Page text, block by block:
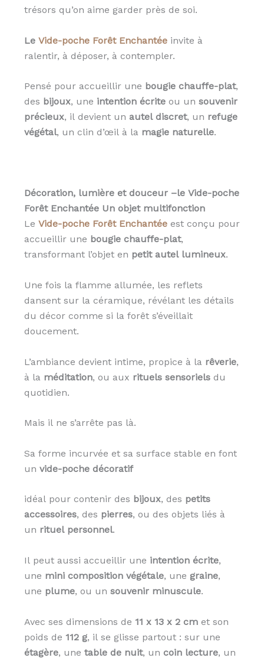
trésors qu’on aime garder près de soi.
Le Vide-poche Forêt Enchantéeinvite à
ralentir, à déposer, à contempler.
Pensé pour accueillir une bougie chauffe-plat,
des bijoux, une intention écriteou un souvenir
précieux, il devient un autel discret, un refuge
végétal, un clin d’œil à la magie naturelle.
Décoration, lumière et douceur –le Vide-poche
Forêt Enchantée Un objet multifonction
Le Vide-poche Forêt Enchantée est conçu pour
accueillir une bougie chauffe-plat,
transformant l’objet en petit autel lumineux.
Une fois la flamme allumée, les reflets
dansent sur la céramique, révélant les détails
du décor comme si la forêt s’éveillait
doucement.
L’ambiance devient intime, propice à la rêverie,
à la méditation, ou aux rituels sensorielsdu
quotidien.
Mais il ne s’arrête pas là.
Sa forme incurvée et sa surface stable en font
un vide-poche décoratif
idéal pour contenir des bijoux, des petits
accessoires, des pierres, ou des objets liés à
un rituel personnel.
Il peut aussi accueillir une intention écrite,
une mini composition végétale, une graine,
une plume, ou un souvenir minuscule.
Avec ses dimensions de 11 x 13 x 2 cmet son
poids de 112 g, il se glisse partout : sur une
étagère, une table de nuit, un coin lecture, un